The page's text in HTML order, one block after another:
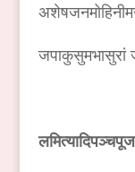
जपाकुसुमभासुरां